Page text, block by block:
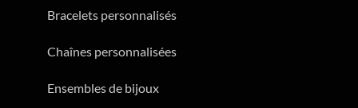
Bracelets personnalisés
Chaînes personnalisées
Ensembles de bijoux